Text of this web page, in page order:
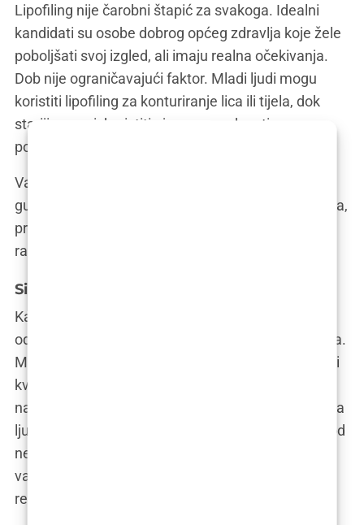
Lipofiling nije čarobni štapić za svakoga. Idealni
kandidati su osobe dobrog općeg zdravlja koje žele
poboljšati svoj izgled, ali imaju realna očekivanja.
Dob nije ograničavajući faktor. Mladi ljudi mogu
koristiti lipofiling za konturiranje lica ili tijela, dok
stariji mogu iskoristiti njegove prednosti za
pomlađivanje i obnavljanje volumena.
Važno je napomenuti da lipofiling nije zamjena za
gubitak težine. Ako imate značajan višak kilograma,
preporučuje se da prvo smršavite prije nego što
razmotrite lipofiling.
Sigurnost i rizici
Kao i svaki medicinski zahvat, lipofiling nosi
određene rizike, poput infekcije, oteklina ili modrica.
Međutim, ovi rizici su minimalni kada zahvat izvodi
kvalificirani kirurg u akreditiranoj klinici. Oporavak
nakon lipofilinga obično je brz i jednostavan. Većina
ljudi se vraća svakodnevnim aktivnostima u roku od
nekoliko dana. Međutim, važno je slijediti upute
vašeg kirurga kako biste osigurali optimalne
rezultate i izbjegli komplikacije.